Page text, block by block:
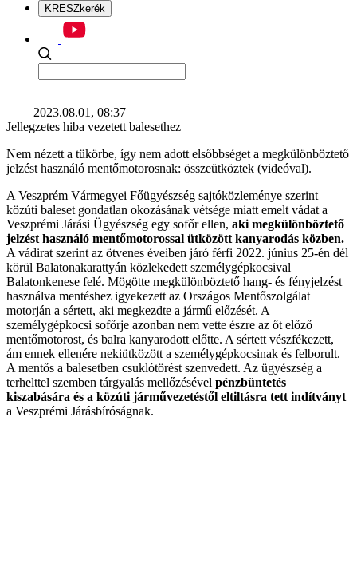
KRESZkerék
2023.08.01, 08:37
Jellegzetes hiba vezetett balesethez
Nem nézett a tükörbe, így nem adott elsőbbséget a megkülönböztető
jelzést használó mentőmotorosnak: összeütköztek (videóval).
A Veszprém Vármegyei Főügyészség sajtóközleménye szerint
közúti baleset gondatlan okozásának vétsége miatt emelt vádat a
Veszprémi Járási Ügyészség egy sofőr ellen, aki megkülönböztető
jelzést használó mentőmotorossal ütközött kanyarodás közben.
A vádirat szerint az ötvenes éveiben járó férfi 2022. június 25-én dél
körül Balatonakarattyán közlekedett személygépkocsival
Balatonkenese felé. Mögötte megkülönböztető hang- és fényjelzést
használva mentéshez igyekezett az Országos Mentőszolgálat
motorján a sértett, aki megkezdte a jármű előzését. A
személygépkocsi sofőrje azonban nem vette észre az őt előző
mentőmotorost, és balra kanyarodott előtte. A sértett vészfékezett,
ám ennek ellenére nekiütközött a személygépkocsinak és felborult.
A mentős a balesetben csuklótörést szenvedett. Az ügyészség a
terhelttel szemben tárgyalás mellőzésével pénzbüntetés
kiszabására és a közúti járművezetéstől eltiltásra tett indítványt
a Veszprémi Járásbíróságnak.